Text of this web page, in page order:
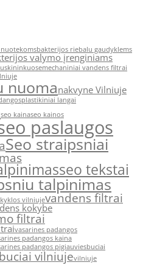
bakterijos riebalu gaudyklems
valymo įrenginiams
mechaniniai vandens filtrai
nuomanakvyne Vilniuje
plastikiniai langai
seo kainaseo kainos
paslaugos
Seo straipsniai
seo tekstai
talpinimas
vilniujevandens filtrai
kokybe
filtrai
vasarines padangos
padangos kaina
padangos pigiauviesbuciai
vilniujevilniuje